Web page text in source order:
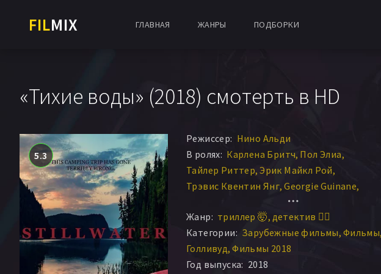
FILMIX ГЛАВНАЯ ЖАНРЫ ПОДБОРКИ
«Тихие воды» (2018) смотерть в HD
5.3
Режиссер: Нино Альди
В ролях: Карлена Бритч Пол Элиа
Тайлер Риттер Эрик Майкл Рой
Трэвис Квентин Янг Georgie Guinane
Кэти Уоллэк
Ryan Vincent
Жанр: триллер 🤯 детектив 🕵️‍♂️
Категории: Зарубежные фильмы Фильмы
Голливуд Фильмы 2018
Год выпуска: 2018